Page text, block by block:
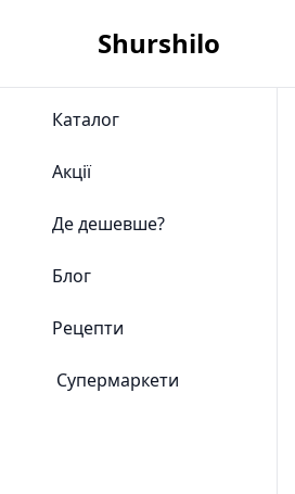
Shurshilo
Каталог
Акції
Де дешевше?
Блог
Рецепти
Супермаркети